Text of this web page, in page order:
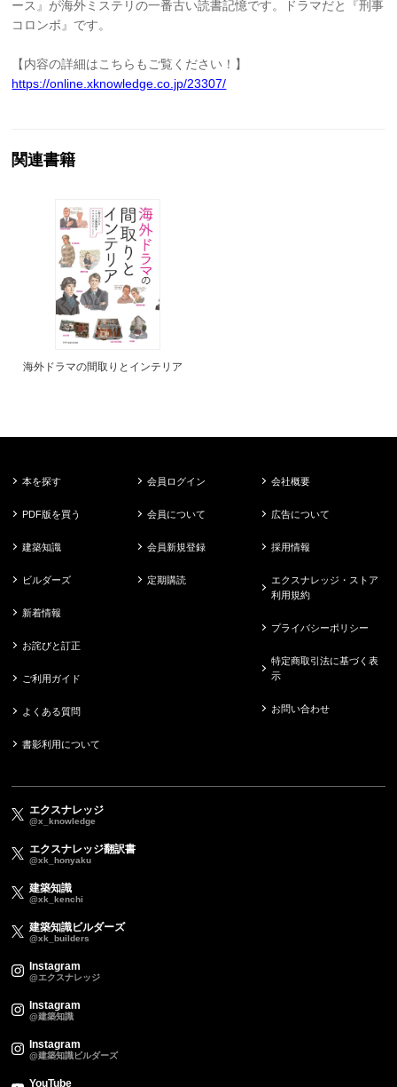
ース』が海外ミステリの一番古い読書記憶です。ドラマだと『刑事
コロンボ』です。
【内容の詳細はこちらもご覧ください！】
https://online.xknowledge.co.jp/23307/
関連書籍
海外ドラマの間取りとインテリア
本を探す
PDF版を買う
建築知識
ビルダーズ
新着情報
お詫びと訂正
ご利用ガイド
よくある質問
書影利用について
会員ログイン
会員について
会員新規登録
定期購読
会社概要
広告について
採用情報
エクスナレッジ・ストア
利用規約
プライバシーポリシー
特定商取引法に基づく表
示
お問い合わせ
エクスナレッジ
@x_knowledge
エクスナレッジ翻訳書
@xk_honyaku
建築知識
@xk_kenchi
建築知識ビルダーズ
@xk_builders
Instagram
@エクスナレッジ
Instagram
@建築知識
Instagram
@建築知識ビルダーズ
YouTube